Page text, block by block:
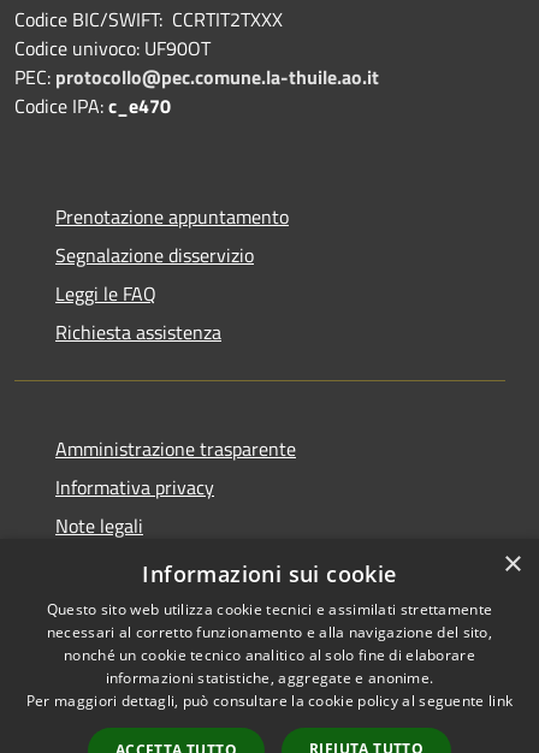
Codice BIC/SWIFT: CCRTIT2TXXX
Codice univoco: UF90OT
PEC: protocollo@pec.comune.la-thuile.ao.it
Codice IPA:c_e470
Prenotazione appuntamento
Segnalazione disservizio
Leggi le FAQ
Richiesta assistenza
Amministrazione trasparente
Informativa privacy
Note legali
Dichiarazione di accessibilità
Accessibilità
Copyright © 2026 • Comune di
La Thuile • Powered by
Municipium• Accesso
×
Informazioni sui cookie
Questo sito web utilizza cookie tecnici e assimilati strettamente
necessari al corretto funzionamento e alla navigazione del sito,
nonché un cookie tecnico analitico al solo fine di elaborare
informazioni statistiche, aggregate e anonime.
Per maggiori dettagli, può consultare la cookie policy al seguente link
RIFIUTA TUTTO